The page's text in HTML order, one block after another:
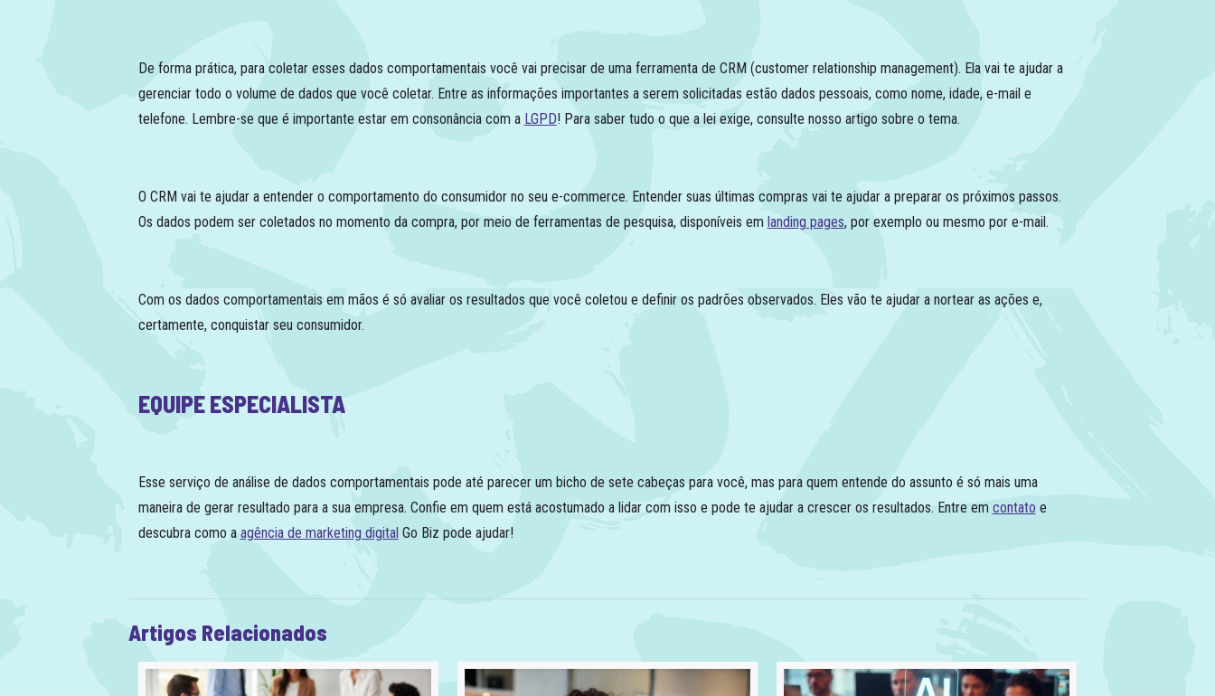
De forma prática, para coletar esses dados comportamentais você vai precisar de uma ferramenta de CRM (customer relationship management). Ela vai te ajudar a
gerenciar todo o volume de dados que você coletar. Entre as informações importantes a serem solicitadas estão dados pessoais, como nome, idade, e-mail e
telefone. Lembre-se que é importante estar em consonância com a LGPD! Para saber tudo o que a lei exige, consulte nosso artigo sobre o tema.
O CRM vai te ajudar a entender o comportamento do consumidor no seu e-commerce. Entender suas últimas compras vai te ajudar a preparar os próximos passos.
Os dados podem ser coletados no momento da compra, por meio de ferramentas de pesquisa, disponíveis em landing pages, por exemplo ou mesmo por e-mail.
Com os dados comportamentais em mãos é só avaliar os resultados que você coletou e definir os padrões observados. Eles vão te ajudar a nortear as ações e,
certamente, conquistar seu consumidor.
EQUIPE ESPECIALISTA
Esse serviço de análise de dados comportamentais pode até parecer um bicho de sete cabeças para você, mas para quem entende do assunto é só mais uma
maneira de gerar resultado para a sua empresa. Confie em quem está acostumado a lidar com isso e pode te ajudar a crescer os resultados. Entre em contato e
descubra como a agência de marketing digital Go Biz pode ajudar!
Artigos Relacionados